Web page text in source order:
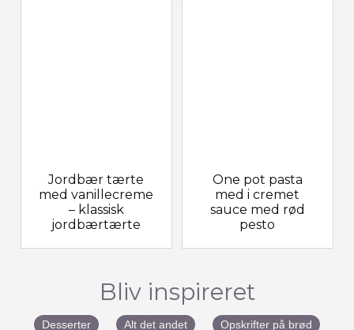
Jordbær tærte
med vanillecreme
– klassisk
jordbærtærte
One pot pasta
med i cremet
sauce med rød
pesto
Bliv inspireret
Desserter Alt det andet Opskrifter på brød